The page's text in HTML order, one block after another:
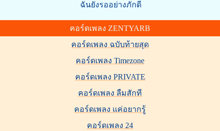
ฉันยังรออย่างภักดี
คอร์ดเพลง ZENTYARB
คอร์ดเพลง ฉบับท้ายสุด
คอร์ดเพลง Timezone
คอร์ดเพลง PRIVATE
คอร์ดเพลง ลืมสักที
คอร์ดเพลง แค่อยากรู้
คอร์ดเพลง 24